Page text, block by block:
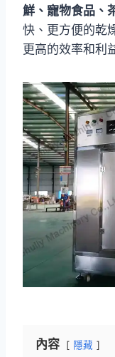
鮮、寵物食品、
快、更方便的乾
更高的效率和利
內容 隱藏